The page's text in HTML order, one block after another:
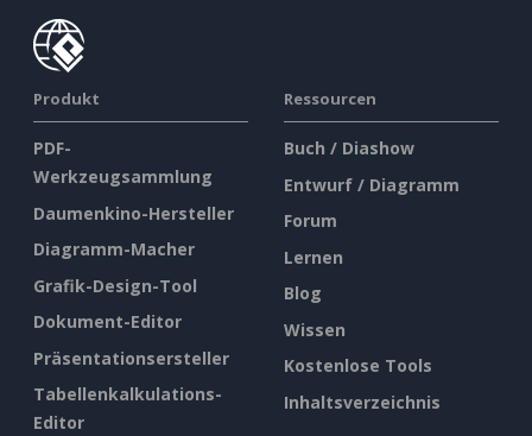
Produkt
PDF-
Werkzeugsammlung
Daumenkino-Hersteller
Diagramm-Macher
Grafik-Design-Tool
Dokument-Editor
Präsentationsersteller
Tabellenkalkulations-
Editor
Ressourcen
Buch / Diashow
Entwurf / Diagramm
Forum
Lernen
Blog
Wissen
Kostenlose Tools
Inhaltsverzeichnis